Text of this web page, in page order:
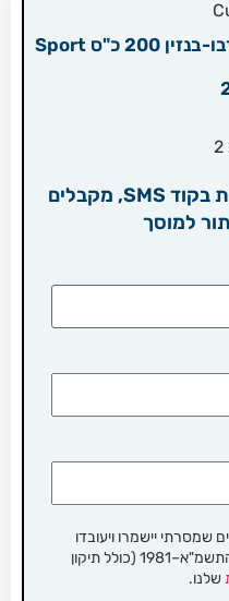
מילוי פרטים מהיר עם אימות בקוד SMS, מקבלים
למוסך
שמסרתי יישמרו ויעובדו
בהתאם לחוק הגנת הפרטיות, התשמ"א–1981 (כולל תיקון
שלנו.